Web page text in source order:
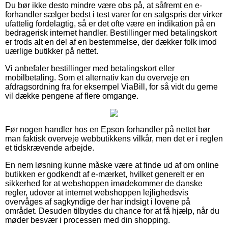
Du bør ikke desto mindre være obs på, at såfremt en e-
forhandler sælger bedst i test varer for en salgspris der virker
ufattelig fordelagtig, så er det ofte være en indikation på en
bedragerisk internet handler. Bestillinger med betalingskort
er trods alt en del af en bestemmelse, der dækker folk imod
uærlige butikker på nettet.
Vi anbefaler bestillinger med betalingskort eller
mobilbetaling. Som et alternativ kan du overveje en
afdragsordning fra for eksempel ViaBill, for så vidt du gerne
vil dække pengene af flere omgange.
Før nogen handler hos en Epson forhandler på nettet bør
man faktisk overveje webbutikkens vilkår, men det er i reglen
et tidskrævende arbejde.
En nem løsning kunne måske være at finde ud af om online
butikken er godkendt af e-mærket, hvilket generelt er en
sikkerhed for at webshoppen imødekommer de danske
regler, udover at internet webshoppen lejlighedsvis
overvåges af sagkyndige der har indsigt i lovene på
området. Desuden tilbydes du chance for at få hjælp, når du
møder besvær i processen med din shopping.